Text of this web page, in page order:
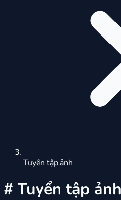
Tuyển tập ảnh
# Tuyển tập ảnh